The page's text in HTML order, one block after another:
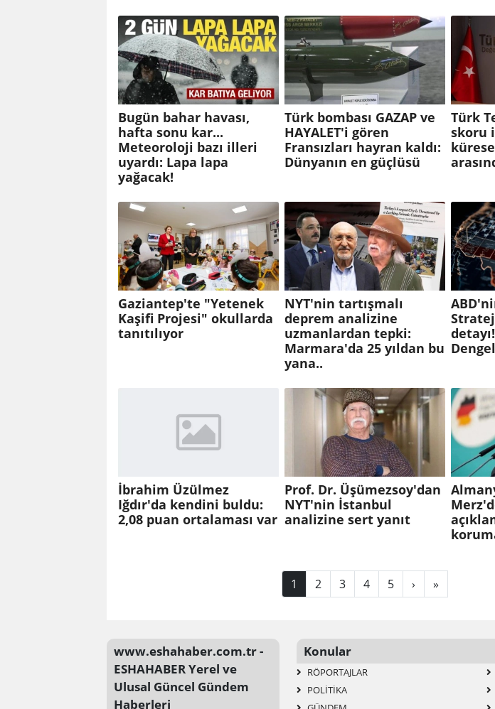
Bugün bahar havası,
hafta sonu kar...
Meteoroloji bazı illeri
uyardı: Lapa lapa
yağacak!
Türk bombası GAZAP ve
HAYALET'i gören
Fransızları hayran kaldı:
Dünyanın en güçlüsü
Türk
skoru
Gaziantep'te "Yetenek
Kaşifi Projesi" okullarda
tanıtılıyor
NYT'nin tartışmalı
deprem analizine
uzmanlardan tepki:
Marmara'da 25 yıldan bu
yana..
İbrahim Üzülmez
Iğdır'da kendini buldu:
2,08 puan ortalaması var
Prof. Dr. Üşümezsoy'dan
NYT'nin İstanbul
analizine sert yanıt
1 2 3 4 5 › »
www.eshahaber.com.tr -
ESHAHABER Yerel ve
Ulusal Güncel Gündem
Haberleri
Konular
RÖPORTAJLAR
POLITIKA